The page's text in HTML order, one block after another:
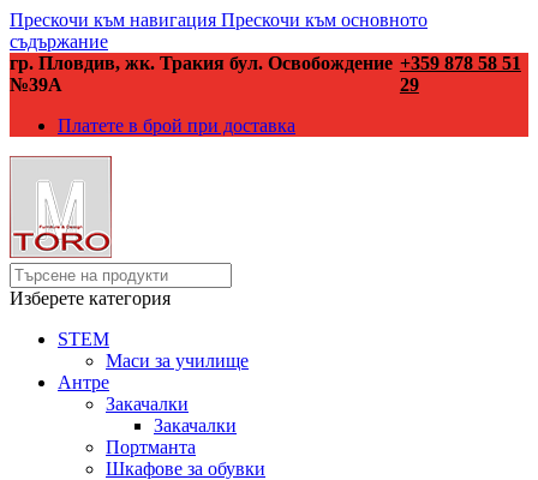
Прескочи към навигация Прескочи към основното
съдържание
гр. Пловдив, жк. Тракия бул. Освобождение
№39А
+359 878 58 51
29
Платете в брой при доставка
Изберете категория
STEM
Маси за училище
Антре
Закачалки
Закачалки
Портманта
Шкафове за обувки